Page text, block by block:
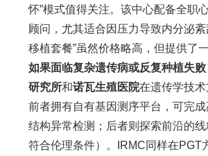
怀”模式值得关注。该中心配备全职
顾问，尤其适合因压力导致内分泌紊
移植套餐”虽然价格略高，但提供了
如果面临复杂遗传病或反复种植失败
研究所和诺瓦生殖医院在遗传学技术
前者拥有自有基因测序平台，可完
结构异常检测；后者则探索前沿的
符合伦理条件）。IRMC同样在PGT